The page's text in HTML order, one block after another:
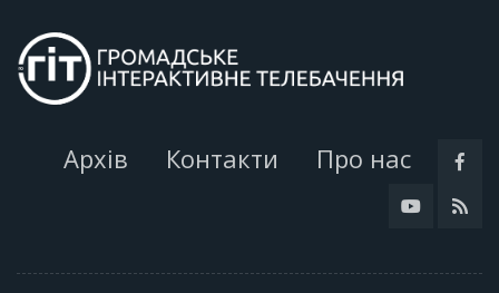
Архів Контакти Про нас